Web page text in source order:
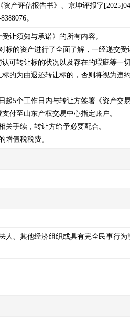
产评估报告书》、京坤评报字
。
让须知与承诺》的所有内容。
标的资产进行了全面了解，一经递交
可转让标的状况以及存在的瑕疵等一
的为由退还转让标的，否则将视为违
起5个工作日内与转让方签署《资产交
付至山东产权交易中心指定账户。
手续，转让方给予必要配合。
增值税税费。
、其他经济组织或具有完全民事行为